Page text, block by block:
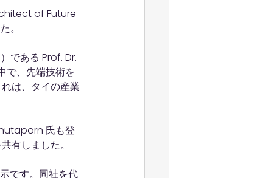
of Future
。
である Prof. Dr.
、先端技術を
は、タイの産業
氏も登
有しました。
です。同社を代